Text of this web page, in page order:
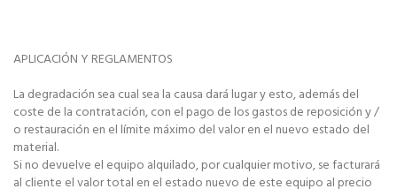
APLICACIÓN Y REGLAMENTOS
La degradación sea cual sea la causa dará lugar y esto, además del
coste de la contratación, con el pago de los gastos de reposición y /
o restauración en el límite máximo del valor en el nuevo estado del
material.
Si no devuelve el equipo alquilado, por cualquier motivo, se facturará
al cliente el valor total en el estado nuevo de este equipo al precio